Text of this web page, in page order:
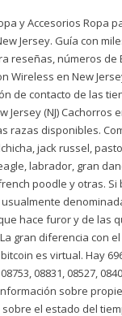
y Accesorios Ropa
Jersey. Guía con
reseñas, números de
Wireless en New
de contacto de las
Jersey (NJ) Cachorros
razas disponibles.
jack russel,
labrador, gran
poodle y otras.
hace furor y de las
gran diferencia con
es virtual. Hay
08831, 08527,
sobre
el estado del